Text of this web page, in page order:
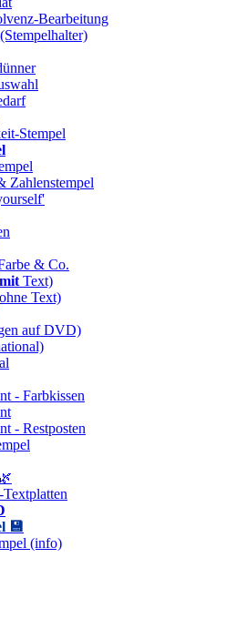
Bearbeitung
Stempel
Zahlenstempel
& Co.
mit Text)
Text)
auf DVD)
- Farbkissen
- Restposten
💾
(info)